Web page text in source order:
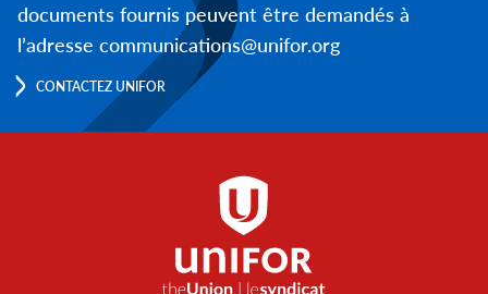
documents fournis peuvent être demandés à
l’adresse communications@unifor.org
CONTACTEZ UNIFOR